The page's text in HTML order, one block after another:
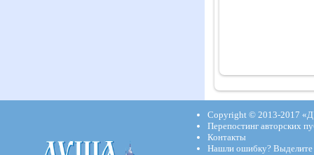
Copyright © 2013-2017
Перепостинг авторских
Контакты
Нашли ошибку?